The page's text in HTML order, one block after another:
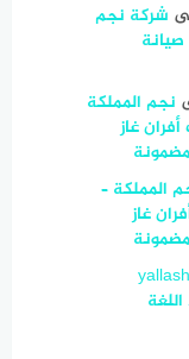
شركة نجم
صيانة
نجم المملكة
غاز
مضمونة
المملكة –
غاز
مضمونة